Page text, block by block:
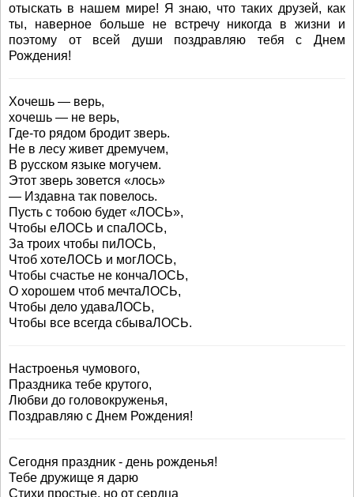
отыскать в нашем мире! Я знаю, что таких друзей, как
ты, наверное больше не встречу никогда в жизни и
поэтому от всей души поздравляю тебя с Днем
Рождения!
Хочешь — верь,
хочешь — не верь,
Где-то рядом бродит зверь.
Не в лесу живет дремучем,
В русском языке могучем.
Этот зверь зовется «лось»
— Издавна так повелось.
Пусть с тобою будет «ЛОСЬ»,
Чтобы еЛОСЬ и спаЛОСЬ,
За троих чтобы пиЛОСЬ,
Чтоб хотеЛОСЬ и могЛОСЬ,
Чтобы счастье не кончаЛОСЬ,
О хорошем чтоб мечтаЛОСЬ,
Чтобы дело удаваЛОСЬ,
Чтобы все всегда сбываЛОСЬ.
Настроенья чумового,
Праздника тебе крутого,
Любви до головокруженья,
Поздравляю с Днем Рождения!
Сегодня праздник - день рожденья!
Тебе дружище я дарю
Стихи простые, но от сердца